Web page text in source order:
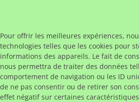
Pour offrir les meilleures expériences,
technologies telles que les cookies pour
informations des appareils. Le fait de
nous permettra de traiter des données
comportement de navigation ou les ID
de ne pas consentir ou de retirer son
effet négatif sur certaines